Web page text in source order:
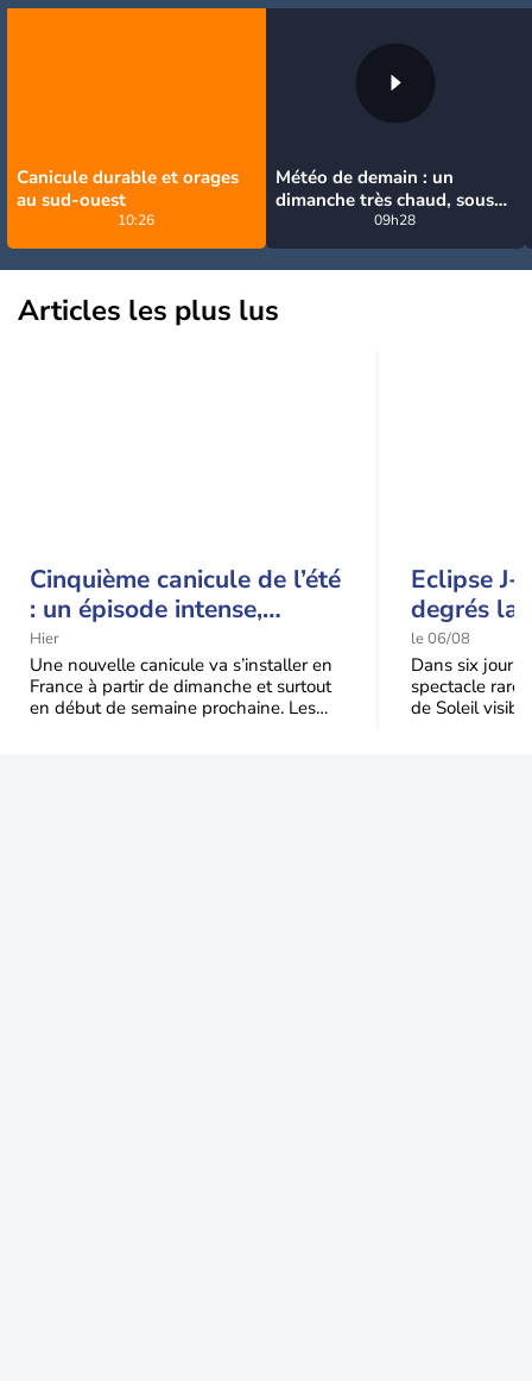
Canicule durable et orages
au sud-ouest
10:26
Météo de demain : un
dimanche très chaud, sous
la menace de quelques
orages
09h28
Articles les plus lus
Cinquième canicule de l’été
: un épisode intense,
durable et étendu la
semaine prochaine
Hier
Une nouvelle canicule va s’installer en
France à partir de dimanche et surtout
en début de semaine prochaine. Les
Eclipse J-
degrés la
t-elle
l'éclipse
le 06/08
Dans six
spectacle rare
de Soleil